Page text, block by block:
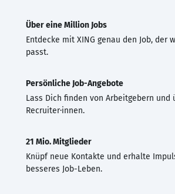
Über eine Million Jobs
Entdecke mit XING genau den Job, der
passt.
Persönliche Job-Angebote
Lass Dich finden von Arbeitgebern und
Recruiter·innen.
21 Mio. Mitglieder
Knüpf neue Kontakte und erhalte
besseres Job-Leben.